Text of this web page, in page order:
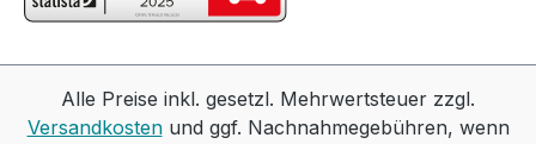
Alle Preise inkl. gesetzl. Mehrwertsteuer zzgl.
Versandkostenund ggf. Nachnahmegebühren, wenn